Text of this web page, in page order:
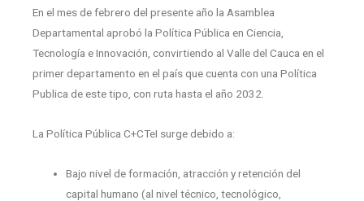
En el mes de febrero del presente año la Asamblea
Departamental aprobó la Política Pública en Ciencia,
Tecnología e Innovación, convirtiendo al Valle del Cauca en el
primer departamento en el país que cuenta con una Política
Publica de este tipo, con ruta hasta el año 2032.
La Política Pública C+CTeI surge debido a:
Bajo nivel de formación, atracción y retención del
capital humano (al nivel técnico, tecnológico,